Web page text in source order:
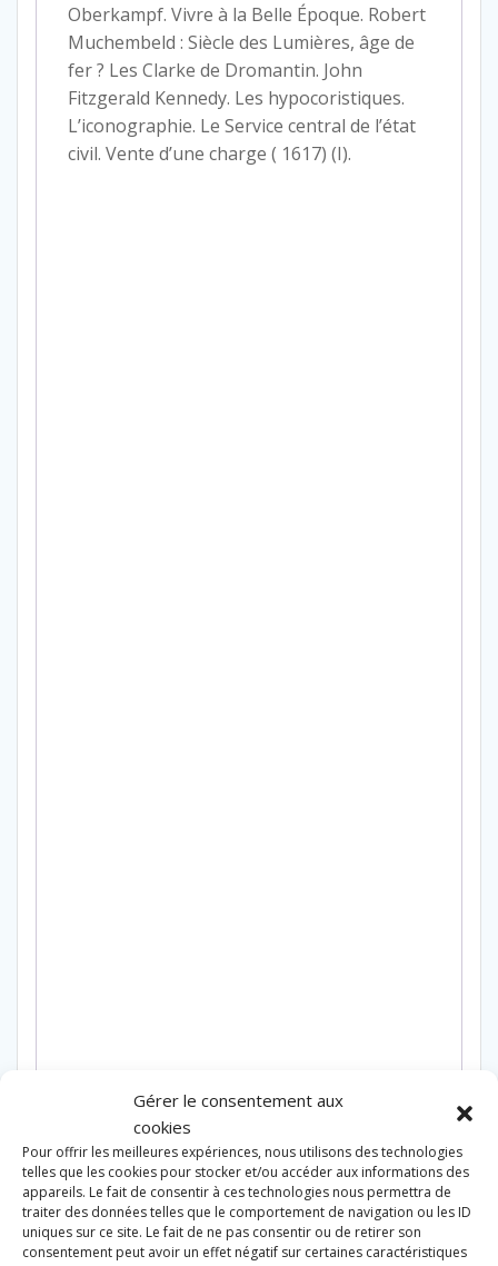
Gérer le consentement aux
cookies
Pour offrir les meilleures expériences, nous utilisons des technologies
telles que les cookies pour stocker et/ou accéder aux informations des
appareils. Le fait de consentir à ces technologies nous permettra de
traiter des données telles que le comportement de navigation ou les ID
uniques sur ce site. Le fait de ne pas consentir ou de retirer son
consentement peut avoir un effet négatif sur certaines caractéristiques
Oberkampf. Vivre à la Belle Époque. Robert
Muchembeld : Siècle des Lumières, âge de
fer ? Les Clarke de Dromantin. John
Fitzgerald Kennedy. Les hypocoristiques.
L’iconographie. Le Service central de l’état
civil. Vente d’une charge ( 1617) (I).
Produits similaires